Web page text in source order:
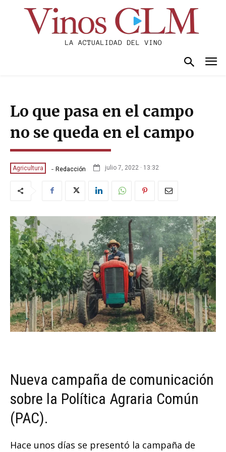
Lo que pasa en el campo
no se queda en el campo
Agricultura - Redacción julio 7, 2022 · 13:32
Nueva campaña de comunicación
sobre la Política Agraria Común
(PAC).
Hace unos días se presentó la campaña de